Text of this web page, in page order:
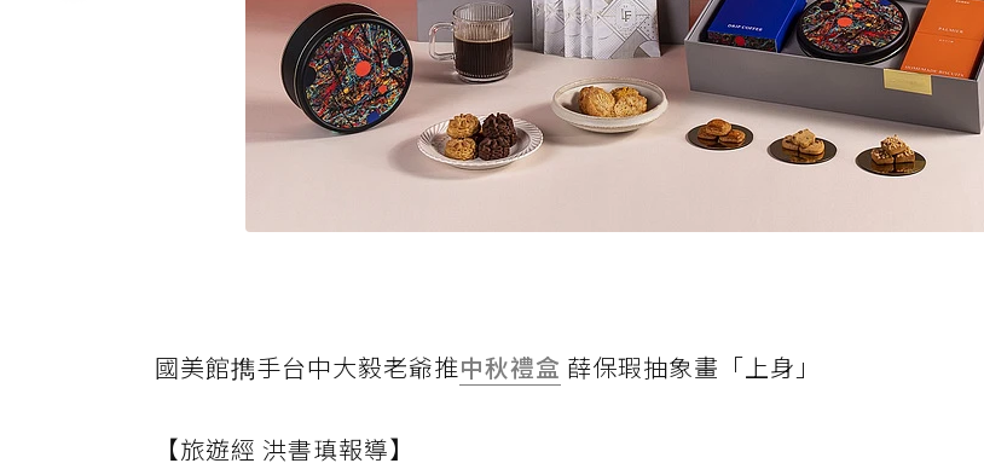
國美館擕手台中大毅老爺推中秋禮盒 薛保瑕抽象畫「上身」
【旅遊經 洪書瑱報導】